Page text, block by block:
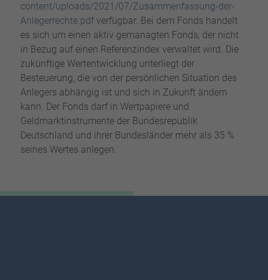
content/uploads/2021/07/Zusammenfassung-der-
Anlegerrechte.pdfverfügbar. Bei dem Fonds handelt
es sich um einen aktiv gemanagten Fonds, der nicht
in Bezug auf einen Referenzindex verwaltet wird. Die
zukünftige Wertentwicklung unterliegt der
Besteuerung, die von der persönlichen Situation des
Anlegers abhängig ist und sich in Zukunft ändern
kann. Der Fonds darf in Wertpapiere und
Geldmarktinstrumente der Bundesrepublik
Deutschland und ihrer Bundesländer mehr als 35 %
seines Wertes anlegen.